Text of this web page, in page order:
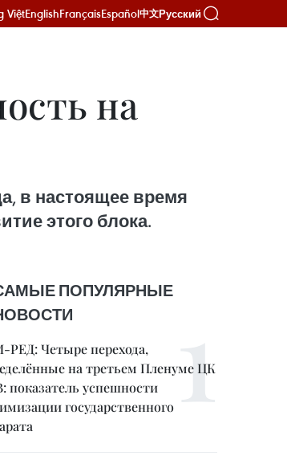
ViệtEnglishFrançaisEspañol中文Русский
на
в настоящее время
этого блока.
ПОПУЛЯРНЫЕ
РЕД: Четыре перехода,
на третьем Пленуме ЦК
показатель успешности
государственного